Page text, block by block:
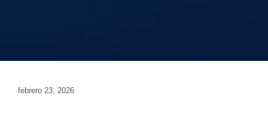
febrero 23, 2026